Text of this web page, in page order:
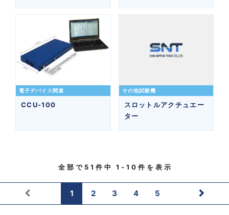
電子デバイス関連
CCU-100
その他試験機
スロットルアクチュエー
ター
全部で 51 件中1-10件を表示
1 2 3 4 5